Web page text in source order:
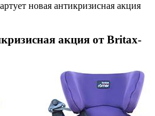
новая антикризисная акция
акция от Britax-